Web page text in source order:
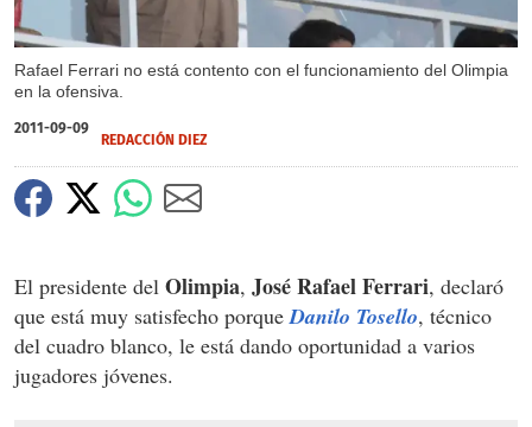
Rafael Ferrari no está contento con el funcionamiento del Olimpia
en la ofensiva.
2011-09-09
REDACCIÓN DIEZ
El presidente del Olimpia, José Rafael Ferrari, declaró
que está muy satisfecho porqueDanilo Tosello, técnico
del cuadro blanco, le está dando oportunidad a varios
jugadores jóvenes.